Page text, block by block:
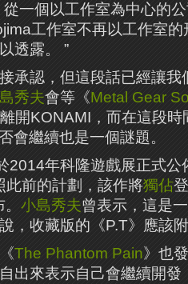
一個以工作室為中心的
工作室不再以工作室
透露。 ”
承認，但這段話已經讓我
秀夫會等《Metal Gear
開KONAMI，而在這段
會繼續也是一個謎題。
2014年科隆遊戲展正式
此前的計劃，該作將獨佔
小島秀夫曾表示，這是
，收藏版的《P.T》應該
The Phantom Pain》也
出來表示自己會繼續開發